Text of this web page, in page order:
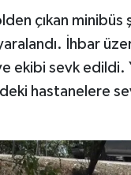
çıkan
İhbar
ekibi sevk edildi.
hastanelere